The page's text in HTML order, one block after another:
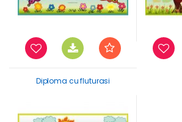
Diploma cu fluturasi